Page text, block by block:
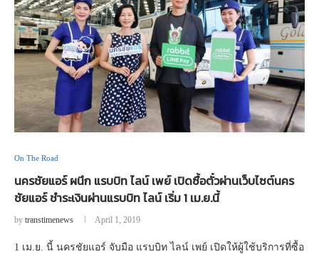
On The Road
นครชัยแอร์ ผนึก แรบบิท ไลน์ เพย์ เปิดซื้อตั๋วผ่านเว็บไซต์นคร
ชัยแอร์ ชำระเงินผ่านแรบบิท ไลน์ เริ่ม 1 เม.ย.นี้
by transtimenews April 1, 2019
1 เม.ย. นี้ นครชัยแอร์ จับมือ แรบบิท ไลน์ เพย์ เปิดให้ผู้ใช้บริการที่ซื้อ